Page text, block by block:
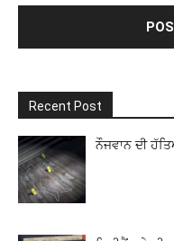
Recent Post
ਨੌਜਵਾਨ ਦੀ